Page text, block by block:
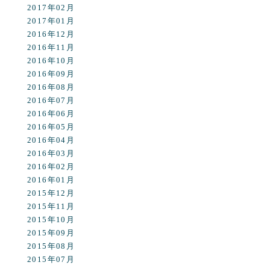
2017年02月
2017年01月
2016年12月
2016年11月
2016年10月
2016年09月
2016年08月
2016年07月
2016年06月
2016年05月
2016年04月
2016年03月
2016年02月
2016年01月
2015年12月
2015年11月
2015年10月
2015年09月
2015年08月
2015年07月